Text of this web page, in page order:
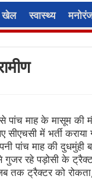
खेल स्वास्थ्य
पांच माह के मासूम की
में भर्ती कराया
पांच माह की दुधमुंही
गुजर रहे पड़ोसी के
तक ट्रैक्टर को